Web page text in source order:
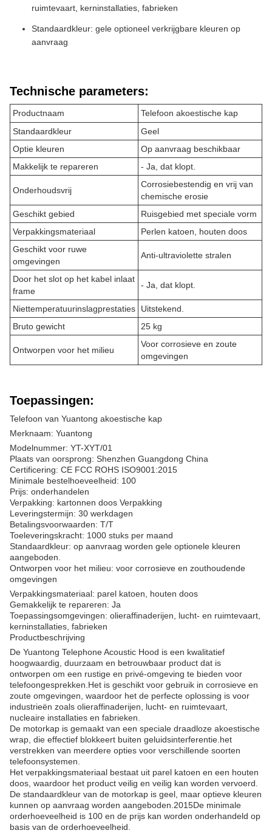
ruimtevaart, kerninstallaties, fabrieken
Standaardkleur: gele optioneel verkrijgbare kleuren op
aanvraag
Technische parameters:
Productnaam
Telefoon akoestische kap
Standaardkleur
Geel
Optie kleuren
Op aanvraag beschikbaar
Makkelijk te repareren
- Ja, dat klopt.
Onderhoudsvrij
Corrosiebestendig en vrij van
chemische erosie
Geschikt gebied
Ruisgebied met speciale vorm
Verpakkingsmateriaal
Perlen katoen, houten doos
Geschikt voor ruwe
omgevingen
Anti-ultraviolette stralen
Door het slot op het kabel inlaat
frame
- Ja, dat klopt.
Niettemperatuurinslagprestaties
Uitstekend.
Bruto gewicht
25 kg
Ontworpen voor het milieu
Voor corrosieve en zoute
omgevingen
Toepassingen:
Telefoon van Yuantong akoestische kap
Merknaam: Yuantong
Modelnummer: YT-XYT/01
Plaats van oorsprong: Shenzhen Guangdong China
Certificering: CE FCC ROHS ISO9001:2015
Minimale bestelhoeveelheid: 100
Prijs: onderhandelen
Verpakking: kartonnen doos Verpakking
Leveringstermijn: 30 werkdagen
Betalingsvoorwaarden: T/T
Toeleveringskracht: 1000 stuks per maand
Standaardkleur: op aanvraag worden gele optionele kleuren
aangeboden.
Ontworpen voor het milieu: voor corrosieve en zouthoudende
omgevingen
Verpakkingsmateriaal: parel katoen, houten doos
Gemakkelijk te repareren: Ja
Toepassingsomgevingen: olieraffinaderijen, lucht- en ruimtevaart,
kerninstallaties, fabrieken
Productbeschrijving
De Yuantong Telephone Acoustic Hood is een kwalitatief
hoogwaardig, duurzaam en betrouwbaar product dat is
ontworpen om een rustige en privé-omgeving te bieden voor
telefoongesprekken.Het is geschikt voor gebruik in corrosieve en
zoute omgevingen, waardoor het de perfecte oplossing is voor
industrieën zoals olieraffinaderijen, lucht- en ruimtevaart,
nucleaire installaties en fabrieken.
De motorkap is gemaakt van een speciale draadloze akoestische
wrap, die effectief blokkeert buiten geluidsinterferentie.het
verstrekken van meerdere opties voor verschillende soorten
telefoonsystemen.
Het verpakkingsmateriaal bestaat uit parel katoen en een houten
doos, waardoor het product veilig en veilig kan worden vervoerd.
De standaardkleur van de motorkap is geel, maar optieve kleuren
kunnen op aanvraag worden aangeboden.2015De minimale
orderhoeveelheid is 100 en de prijs kan worden onderhandeld op
basis van de orderhoeveelheid.